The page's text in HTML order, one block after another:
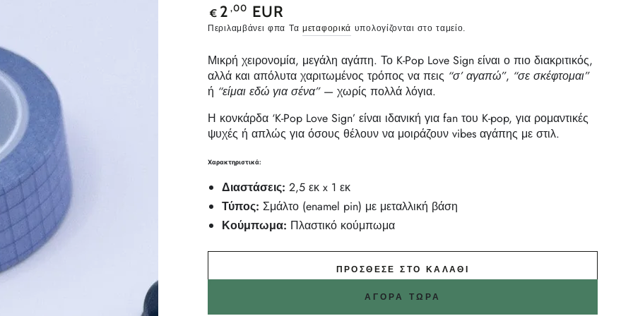
Κανονική
τιμή
€ 2 ,00 EUR
Περιλαμβάνει φπα Τα μεταφορικά υπολογίζονται στο ταμείο.
Μικρή χειρονομία, μεγάλη αγάπη. Το K-Pop Love Sign είναι ο πιο διακριτικός,
αλλά και απόλυτα χαριτωμένος τρόπος να πεις “σ’ αγαπώ”, “σε σκέφτομαι”
ή “είμαι εδώ για σένα”— χωρίς πολλά λόγια.
Η κονκάρδα ‘K-Pop Love Sign’ είναι ιδανική για fan του K-pop, για ρομαντικές
ψυχές ή απλώς για όσους θέλουν να μοιράζουν vibes αγάπης με στιλ.
Χαρακτηριστικά:
Διαστάσεις: 2,5 εκ x 1 εκ
Τύπος: Σμάλτο (enamel pin) με μεταλλική βάση
Κούμπωμα: Πλαστικό κούμπωμα
ΠΡΌΣΘΕΣΕ ΣΤΟ ΚΑΛΆΘΙ
ΑΓΟΡΆ ΤΏΡΑ